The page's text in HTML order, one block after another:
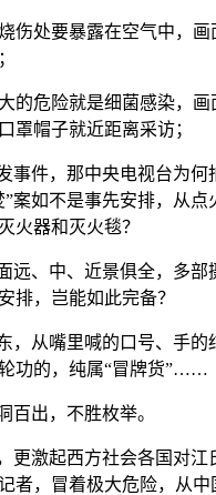
伤处要暴露在空气中，画
的危险就是细菌感染，画
罩帽子就近距离采访；
事件，那中央电视台为何
案如不是事先安排，从点
火器和灭火毯？
远、中、近景俱全，多部
排，岂能如此完备？
，从嘴里喊的口号、手的
功的，纯属“冒牌货”……
百出，不胜枚举。
更激起西方社会各国对江
者，冒着极大危险，从